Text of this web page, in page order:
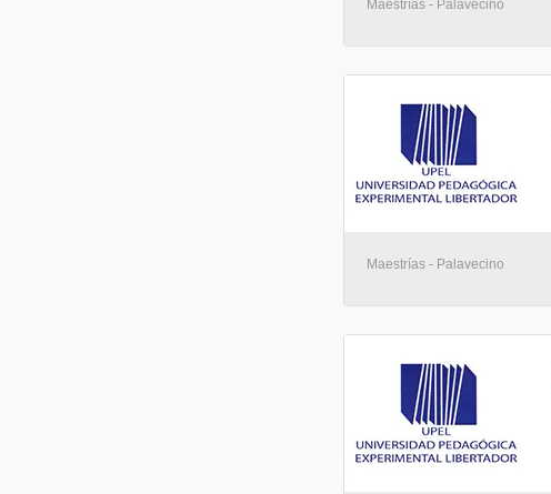
Maestrías - Palavecino
Maestrías - Palavecino